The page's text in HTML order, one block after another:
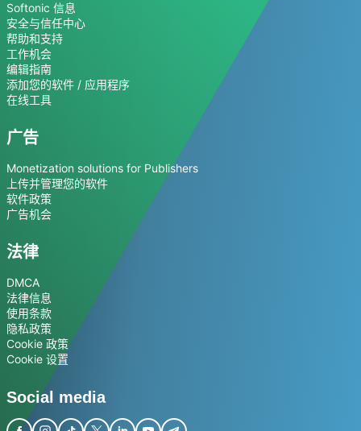
Softonic 信息
安全与信任中心
帮助和支持
工作机会
编辑指南
添加您的软件 / 应用程序
在线工具
广告
Monetization solutions for Publishers
上传并管理您的软件
软件政策
广告机会
法律
DMCA
法律信息
使用条款
隐私政策
Cookie 政策
Cookie 设置
Social media